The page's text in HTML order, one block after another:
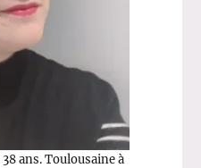
ans. Toulousaine à